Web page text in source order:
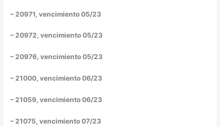
– 20971, vencimiento 05/23
– 20972, vencimiento 05/23
– 20976, vencimiento 05/23
– 21000, vencimiento 06/23
– 21059, vencimiento 06/23
– 21075, vencimiento 07/23